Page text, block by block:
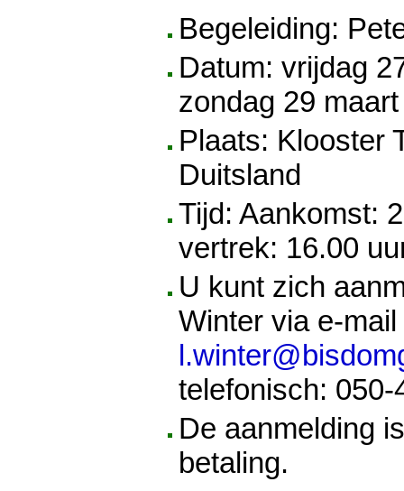
Begeleiding:
Datum: vrijdag
zondag 29
Plaats: Klooster
Duitsland
Tijd: Aankomst:
vertrek: 16.00
U kunt zich
Winter via e-mail
telefonisch: 050-
De aanmelding
betaling.